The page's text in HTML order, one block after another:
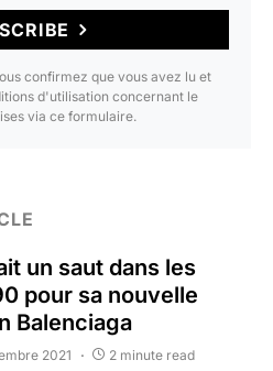
confirmez que vous avez lu et
d'utilisation concernant le
via ce formulaire.
un saut dans les
pour sa nouvelle
Balenciaga
2021 2 minute read